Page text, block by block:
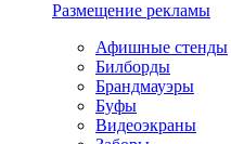
Размещение рекламы
Афишные стенды
Билборды
Брандмауэры
Буфы
Видеоэкраны